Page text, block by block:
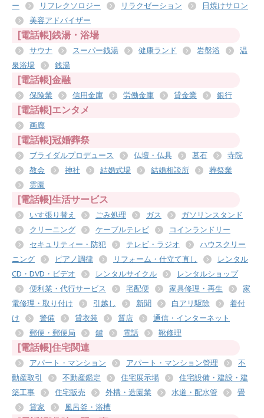
ー
リフレクソロジー リラクゼーション
日焼けサロン
美容アドバイザー
[電話帳]銭湯・浴場
サウナ スーパー銭湯 健康ランド 岩盤浴
温
泉浴場
銭湯
[電話帳]金融
保険業 信用金庫 労働金庫 貸金業 銀行
[電話帳]エンタメ
画廊
[電話帳]冠婚葬祭
ブライダルプロデュース 仏壇・仏具 墓石
寺院
教会
神社 結婚式場 結婚相談所
葬祭業
霊園
[電話帳]生活サービス
いす張り替え ごみ処理 ガス
ガソリンスタンド
クリーニング
ケーブルテレビ
コインランドリー
セキュリティー・防犯
テレビ・ラジオ
ハウスクリー
ニング
ピアノ調律 リフォーム・仕立て直し
レンタル
CD・DVD・ビデオ
レンタルサイクル
レンタルショップ
便利業・代行サービス
宅配便 家具修理・再生
家
電修理・取り付け
引越し 新聞 白アリ駆除
着付
け
警備 貸衣装 質店
通信・インターネット
郵便・郵便局
鍵 電話 靴修理
[電話帳]住宅関連
アパート・マンション アパート・マンション管理
不
動産取引
不動産鑑定 住宅展示場
住宅設備・建設・建
築工事
住宅販売 外構・造園業 水道・配水管
畳
貸家
風呂釜・浴槽